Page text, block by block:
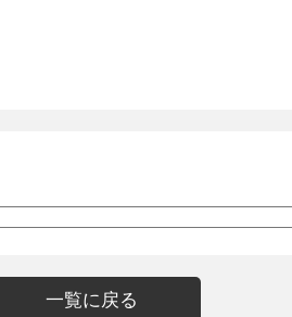
一覧に戻る